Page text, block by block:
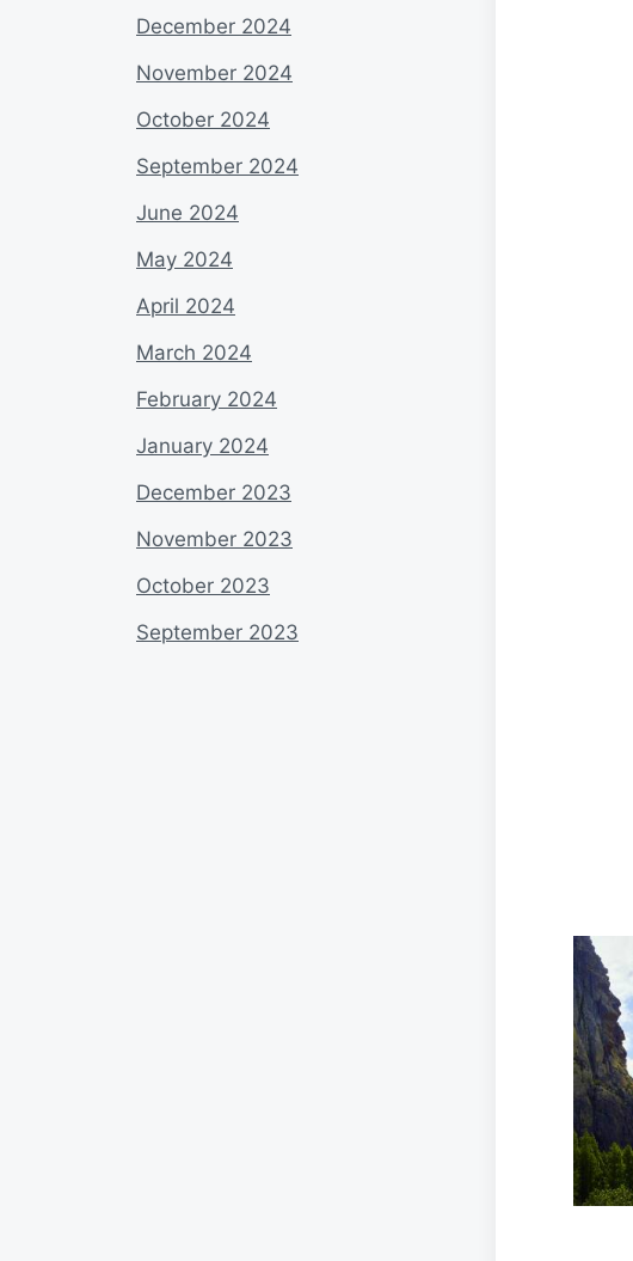
December 2024
November 2024
October 2024
September 2024
June 2024
May 2024
April 2024
March 2024
February 2024
January 2024
December 2023
November 2023
October 2023
September 2023